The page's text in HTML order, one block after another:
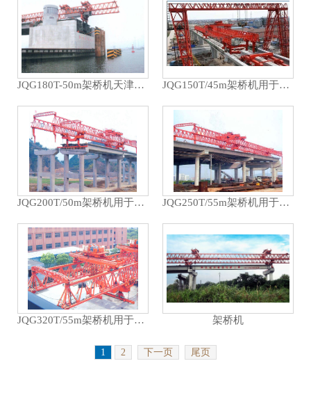
JQG180T-50m架桥机天津塘沽开启大桥 JQG150T/45m架桥机用于浙江嘉善市政工程
JQG200T/50m架桥机用于贵州榕江厦榕高速 JQG250T/55m架桥机用于杭州市市政工程跨沪杭高速
JQG320T/55m架桥机用于上海闵浦大桥 架桥机
1 2 下一页 尾页